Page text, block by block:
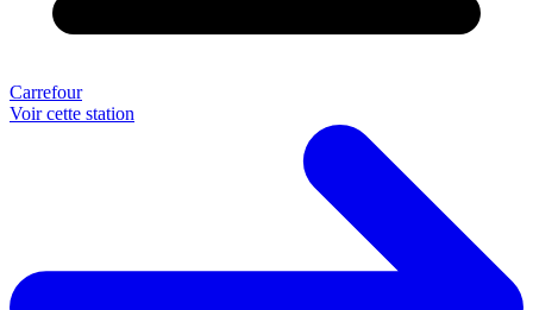
Carrefour
Voir cette station